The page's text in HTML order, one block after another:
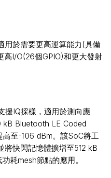
用於需要更高運算能力(具備
I/O(26個GPIO)和更大發射
援IQ採樣，適用於測向應
kB Bluetooth LE Coded
高至-106 dBm。該SoC將工
將快閃記憶體擴增至512 kB
耗mesh節點的應用。